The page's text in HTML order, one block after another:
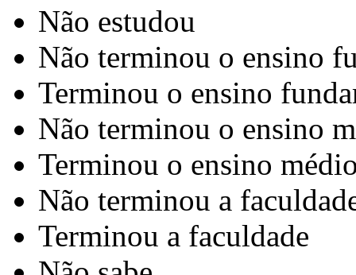
Não estudou
Não terminou o ensino
Terminou o ensino
Não terminou o ensino
Terminou o ensino
Não terminou a
Terminou a faculdade